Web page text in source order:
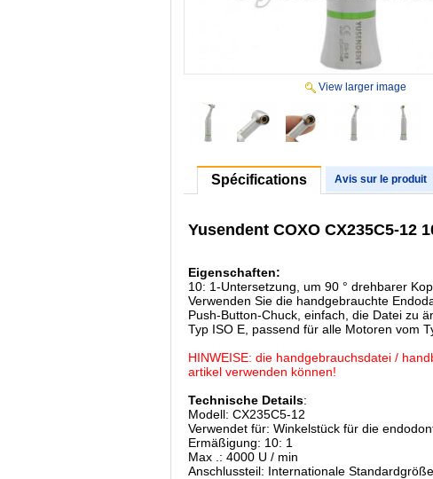
View larger image
Spécifications Avis sur le produit
Yusendent COXO CX235C5-12
Eigenschaften:
10: 1-Untersetzung, um 90 ° drehbarer
Verwenden Sie die handgebrauchte
Push-Button-Chuck, einfach, die Datei zu
Typ ISO E, passend für alle Motoren vom
HINWEISE: die handgebrauchsdatei /
artikel verwenden können!
Technische Details:
Modell: CX235C5-12
Verwendet für: Winkelstück für die
Ermäßigung: 10: 1
Max .: 4000 U / min
Anschlussteil: Internationale